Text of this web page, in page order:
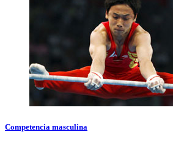
Competencia masculina